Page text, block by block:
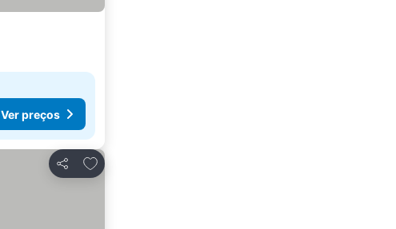
Ver preços
Partilhar
Adicionar aos favoritos